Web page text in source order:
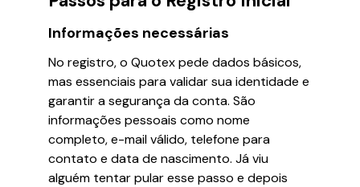
Informações necessárias
No registro, o Quotex pede dados básicos,
mas essenciais para validar sua identidade e
garantir a segurança da conta. São
informações pessoais como nome
completo, e-mail válido, telefone para
contato e data de nascimento. Já viu
alguém tentar pular esse passo e depois